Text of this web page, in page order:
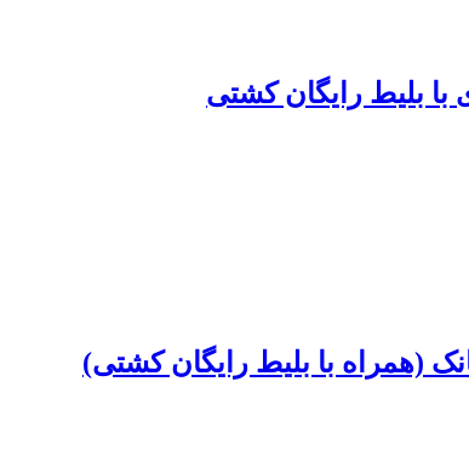
با بلیط رایگان کشتی
(همراه با بلیط رایگان کشتی)